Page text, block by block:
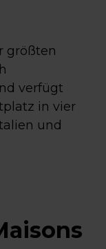
größten
verfügt
in vier
und